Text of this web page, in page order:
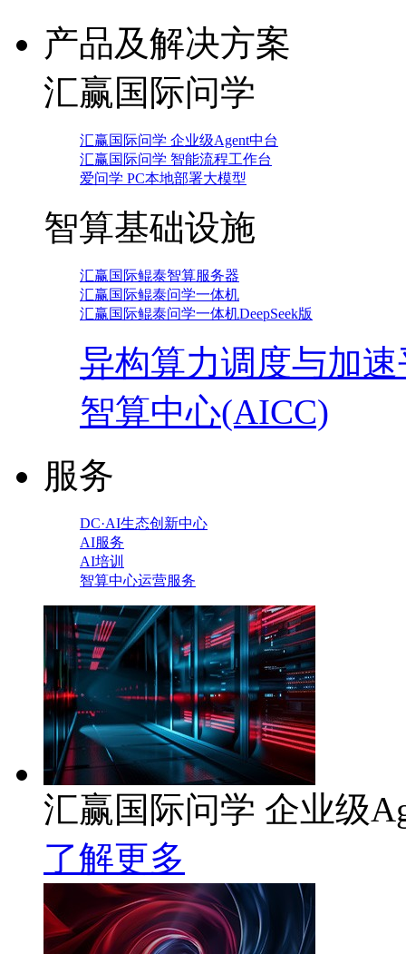
产品及解决方案
汇赢国际问学
汇赢国际问学 企业级Agent中台
汇赢国际问学 智能流程工作台
爱问学 PC本地部署大模型
智算基础设施
汇赢国际鲲泰智算服务器
汇赢国际鲲泰问学一体机
汇赢国际鲲泰问学一体机DeepSeek版
异构算力调度与加
智算中心(AICC)
服务
DC·AI生态创新中心
AI服务
AI培训
智算中心运营服务
汇赢国际问学 企业级
了解更多